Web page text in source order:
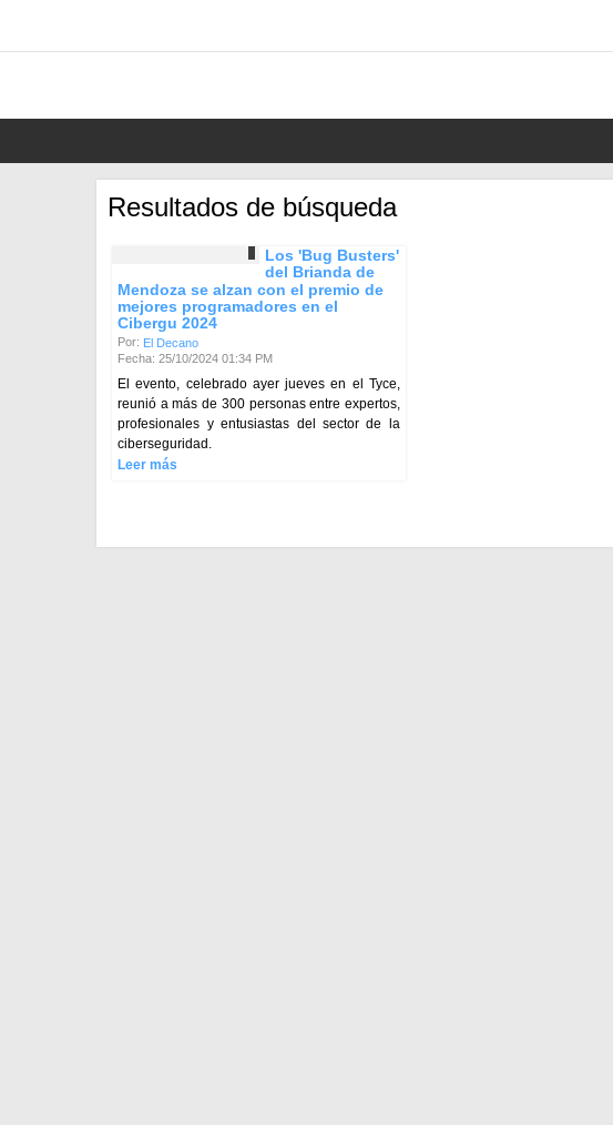
Resultados de búsqueda
Los 'Bug Busters'
del Brianda de
Mendoza se alzan con el premio de
mejores programadores en el
Cibergu 2024
Por: El Decano
Fecha: 25/10/2024 01:34 PM
El evento, celebrado ayer jueves en el Tyce,
reunió a más de 300 personas entre expertos,
profesionales y entusiastas del sector de la
ciberseguridad.
Leer más